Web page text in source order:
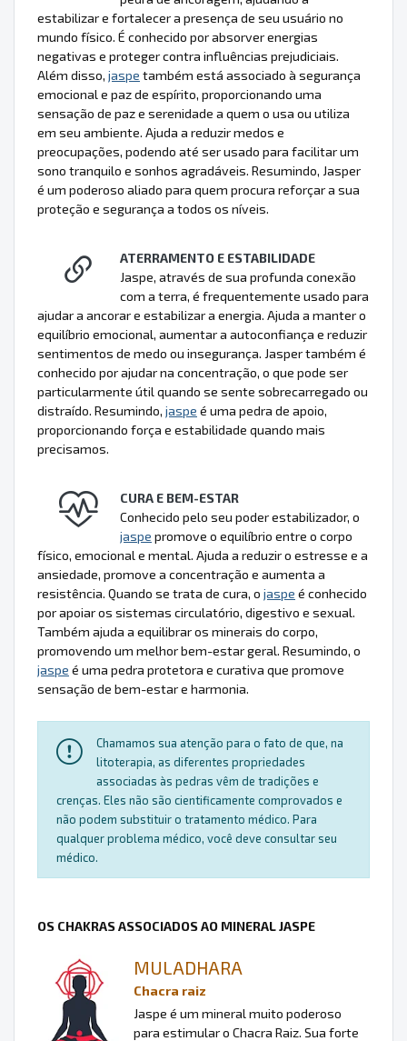
estabilizar e fortalecer a presença de seu usuário no
mundo físico. É conhecido por absorver energias
negativas e proteger contra influências prejudiciais.
Além disso, jaspe também está associado à segurança
emocional e paz de espírito, proporcionando uma
sensação de paz e serenidade a quem o usa ou utiliza
em seu ambiente. Ajuda a reduzir medos e
preocupações, podendo até ser usado para facilitar um
sono tranquilo e sonhos agradáveis. Resumindo, Jasper
é um poderoso aliado para quem procura reforçar a sua
proteção e segurança a todos os níveis.
ATERRAMENTO E ESTABILIDADE
Jaspe, através de sua profunda conexão
com a terra, é frequentemente usado para
ajudar a ancorar e estabilizar a energia. Ajuda a manter o
equilíbrio emocional, aumentar a autoconfiança e reduzir
sentimentos de medo ou insegurança. Jasper também é
conhecido por ajudar na concentração, o que pode ser
particularmente útil quando se sente sobrecarregado ou
distraído. Resumindo, jaspe é uma pedra de apoio,
proporcionando força e estabilidade quando mais
precisamos.
CURA E BEM-ESTAR
Conhecido pelo seu poder estabilizador, o
jaspe promove o equilíbrio entre o corpo
físico, emocional e mental. Ajuda a reduzir o estresse e a
ansiedade, promove a concentração e aumenta a
resistência. Quando se trata de cura, o jaspe é conhecido
por apoiar os sistemas circulatório, digestivo e sexual.
Também ajuda a equilibrar os minerais do corpo,
promovendo um melhor bem-estar geral. Resumindo, o
jaspe é uma pedra protetora e curativa que promove
sensação de bem-estar e harmonia.
Chamamos sua atenção para o fato de que, na
litoterapia, as diferentes propriedades
associadas às pedras vêm de tradições e
crenças. Eles não são cientificamente comprovados e
não podem substituir o tratamento médico. Para
qualquer problema médico, você deve consultar seu
médico.
OS CHAKRAS ASSOCIADOS AO MINERAL JASPE
MULADHARA
Chacra raiz
Jaspe é um mineral muito poderoso
para estimular o Chacra Raiz. Sua forte